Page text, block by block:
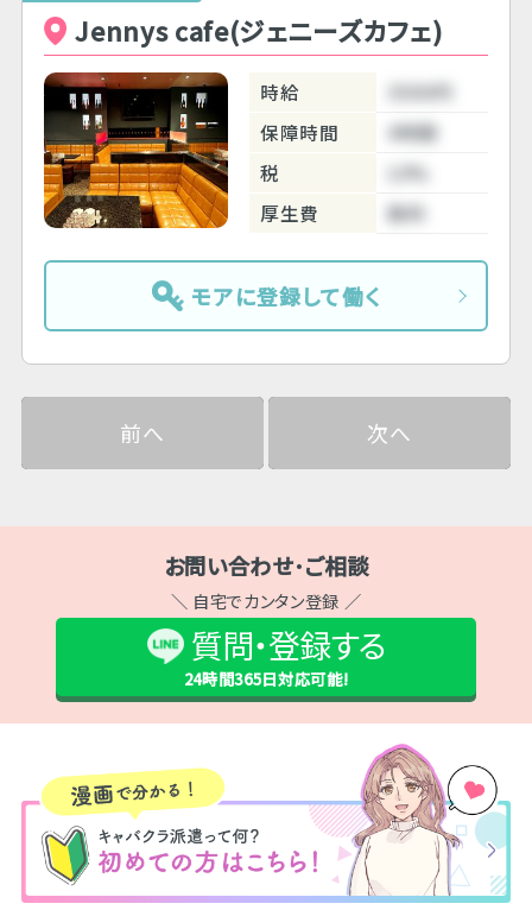
Jennys cafe(ジェニーズカフェ)
時給
3500円
保障時間
4時間
税
10%
厚生費
無料
モアに登録して働く
前へ 次へ
お問い合わせ･ご相談
＼ 自宅でカンタン登録 ／
質問・登録する
24時間365日対応可能!